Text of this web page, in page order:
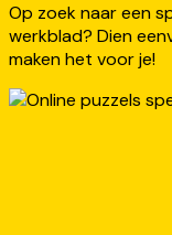
Op zoek naar een
werkblad? Dien
maken het voor je!